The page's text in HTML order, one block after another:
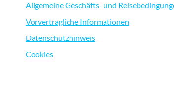
Allgemeine Geschäfts- und
Vorvertragliche Informationen
Datenschutzhinweis
Cookies